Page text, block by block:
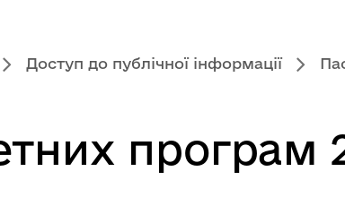
Доступ до публічної інформації
програм